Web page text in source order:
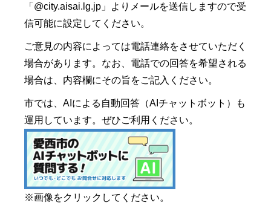
「@city.aisai.lg.jp」よりメールを送信しますので受
信可能に設定してください。
ご意見の内容によっては電話連絡をさせていただく
場合があります。なお、電話での回答を希望される
場合は、内容欄にその旨をご記入ください。
市では、AIによる自動回答（AIチャットボット）も
運用しています。ぜひご利用ください。
※画像をクリックしてください。